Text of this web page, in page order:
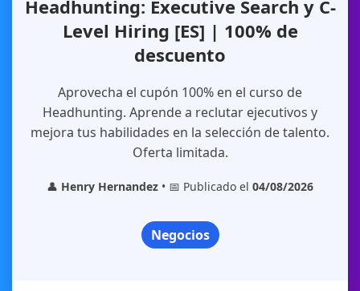
Headhunting: Executive Search y C-
Level Hiring [ES] | 100% de
descuento
Aprovecha el cupón 100% en el curso de
Headhunting. Aprende a reclutar ejecutivos y
mejora tus habilidades en la selección de talento.
Oferta limitada.
👤 Henry Hernandez • 📅 Publicado el 04/08/2026
Negocios